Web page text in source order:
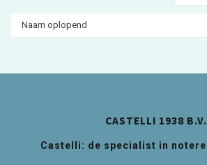
CASTELLI 1938 B.V.
Castelli: de specialist in